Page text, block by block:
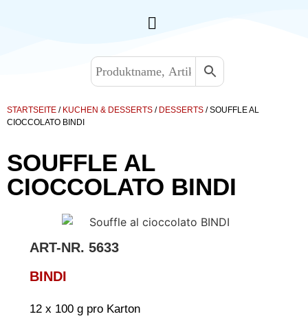
STARTSEITE / KUCHEN & DESSERTS / DESSERTS / SOUFFLE AL
CIOCCOLATO BINDI
SOUFFLE AL
CIOCCOLATO BINDI
ART-NR. 5633
BINDI
12 x 100 g pro Karton